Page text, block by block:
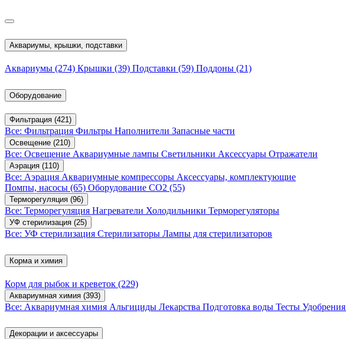
Аквариумы, крышки, подставки
Аквариумы (274) Крышки (39) Подставки (59) Поддоны (21)
Оборудование
Фильтрация (421)
Все: Фильтрация Фильтры Наполнители Запасные части
Освещение (210)
Все: Освещение Аквариумные лампы Светильники Аксессуары Отражатели
Аэрация (110)
Все: Аэрация Аквариумные компрессоры Аксессуары, комплектующие
Помпы, насосы (65) Оборудование CO2 (55)
Терморегуляция (96)
Все: Терморегуляция Нагреватели Холодильники Терморегуляторы
УФ стерилизация (25)
Все: УФ стерилизация Стерилизаторы Лампы для стерилизаторов
Корма и химия
Корм для рыбок и креветок (229)
Аквариумная химия (393)
Все: Аквариумная химия Альгициды Лекарства Подготовка воды Тесты Удобрения
Декорации и аксессуары